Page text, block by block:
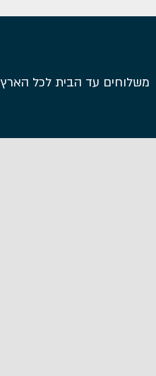
משלוחים עד הבית לכל הארץ